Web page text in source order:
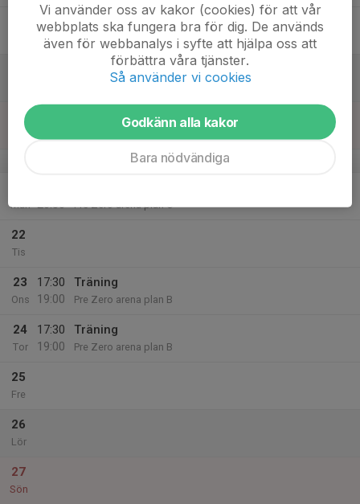
20
Sön
v.39
Mån 20:30
Pre Zero arena plan C
22
Tis
23
Ons
17:30
19:00
Träning
Pre Zero arena plan B
24
Tor
17:30
19:00
Träning
Pre Zero arena plan B
25
Fre
26
Lör
27
Sön
Vi använder oss av kakor (cookies) för att vår
webbplats ska fungera bra för dig. De används
även för webbanalys i syfte att hjälpa oss att
förbättra våra tjänster.
Så använder vi cookies
Godkänn alla kakor
Bara nödvändiga